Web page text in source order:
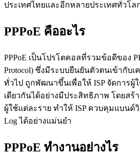
ประเทศไทยและอีกหลายประเทศทั่วโล
PPPoE คืออะไร
PPPoE เป็นโปรโตคอลที่รวมข้อดีของ
Protocol) ซึ่งมีระบบยืนยันตัวตนเข้ากับเ
ทั่วไป ถูกพัฒนาขึ้นเพื่อให้ ISP จัดการผู้
เดียวกันได้อย่างมีประสิทธิภาพ โดยสร้า
ผู้ใช้แต่ละราย ทำให้ ISP ควบคุมแบนด์
Log ได้อย่างแม่นยำ
PPPoE ทำงานอย่างไร